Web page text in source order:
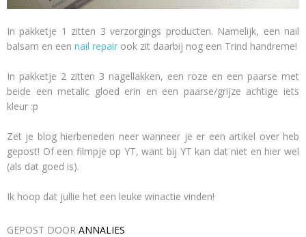
In pakketje 1 zitten 3 verzorgings producten. Namelijk, een nail
balsam en een nail repair ook zit daarbij nog een Trind handreme!
In pakketje 2 zitten 3 nagellakken, een roze en een paarse met
beide een metalic gloed erin en een paarse/grijze achtige iets
kleur :p
Zet je blog hierbeneden neer wanneer je er een artikel over heb
gepost! Of een filmpje op YT, want bij YT kan dat niet en hier wel
(als dat goed is).
Ik hoop dat jullie het een leuke winactie vinden!
GEPOST DOOR ANNALIES